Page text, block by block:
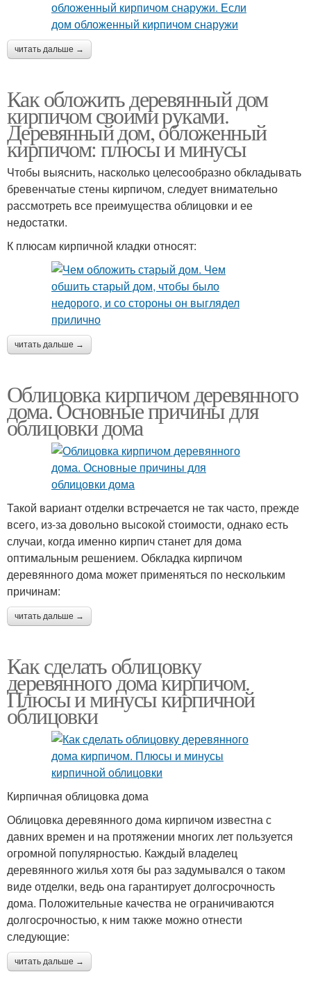
читать дальше →
Как обложить деревянный дом
кирпичом своими руками.
Деревянный дом, обложенный
кирпичом: плюсы и минусы
Чтобы выяснить, насколько целесообразно обкладывать
бревенчатые стены кирпичом, следует внимательно
рассмотреть все преимущества облицовки и ее
недостатки.
К плюсам кирпичной кладки относят:
читать дальше →
Облицовка кирпичом деревянного
дома. Основные причины для
облицовки дома
Такой вариант отделки встречается не так часто, прежде
всего, из-за довольно высокой стоимости, однако есть
случаи, когда именно кирпич станет для дома
оптимальным решением. Обкладка кирпичом
деревянного дома может применяться по нескольким
причинам:
читать дальше →
Как сделать облицовку
деревянного дома кирпичом.
Плюсы и минусы кирпичной
облицовки
Кирпичная облицовка дома
Облицовка деревянного дома кирпичом известна с
давних времен и на протяжении многих лет пользуется
огромной популярностью. Каждый владелец
деревянного жилья хотя бы раз задумывался о таком
виде отделки, ведь она гарантирует долгосрочность
дома. Положительные качества не ограничиваются
долгосрочностью, к ним также можно отнести
следующие:
читать дальше →